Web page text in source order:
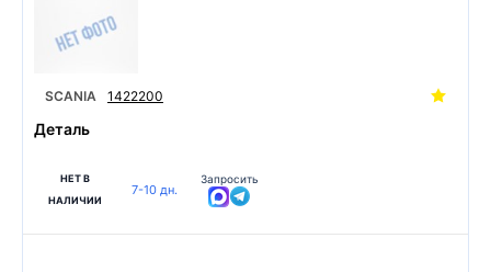
SCANIA 1422200
Деталь
НЕТ В
НАЛИЧИИ
7-10 дн.
Запросить